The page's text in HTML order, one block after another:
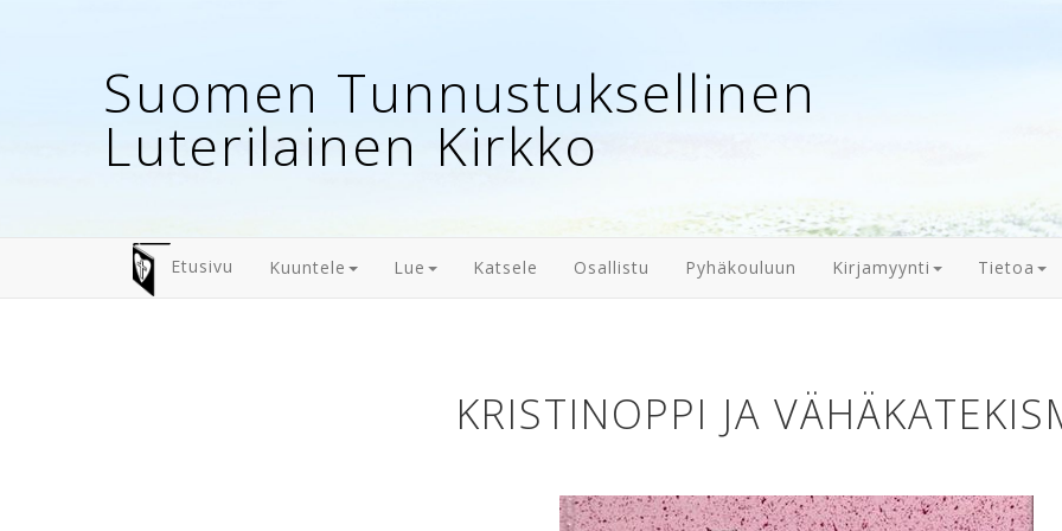
Suomen Tunnustuksellinen
Luterilainen Kirkko
Etusivu Kuuntele Lue Katsele Osallistu Pyhäkouluun Kirjamyynti Tietoa
KRISTINOPPI JA